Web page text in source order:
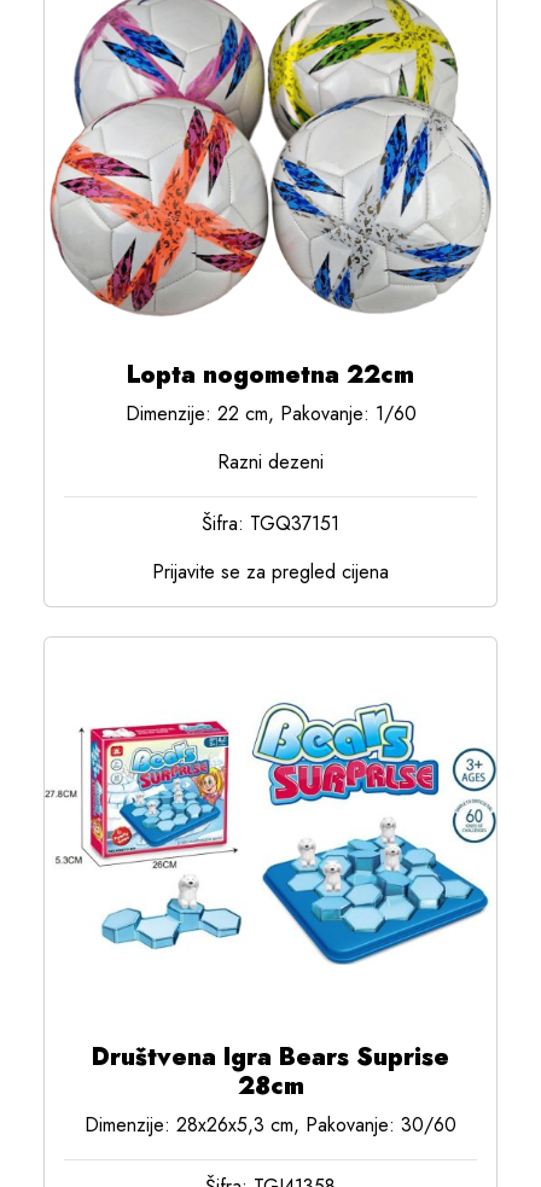
Lopta nogometna 22cm
Dimenzije: 22 cm, Pakovanje: 1/60
Razni dezeni
Šifra: TGQ37151
Prijavite se za pregled cijena
Društvena Igra Bears Suprise
28cm
Dimenzije: 28x26x5,3 cm, Pakovanje: 30/60